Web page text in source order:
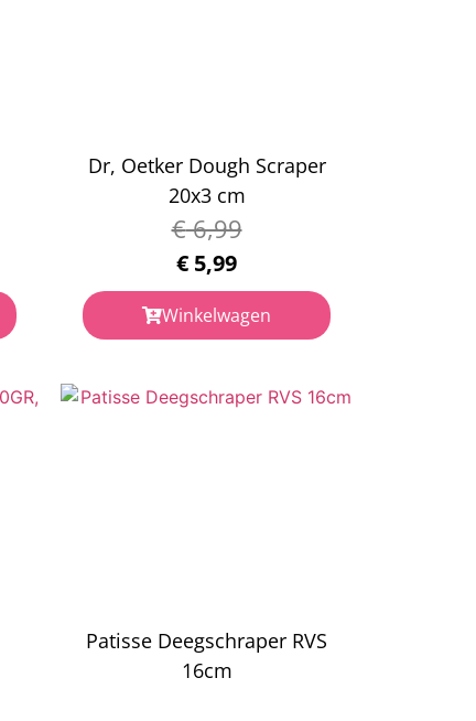
Dr, Oetker Dough Scraper
20x3 cm
€6,99
€ 5,99
Winkelwagen
Patisse Deegschraper RVS
16cm